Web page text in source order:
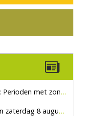
met zon en droog
marktplein Haaksbergen